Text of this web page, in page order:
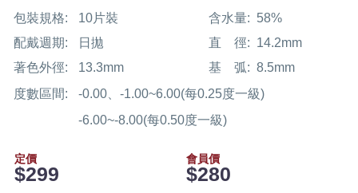
包裝規格:
10片裝 含水量: 58%
配戴週期:
日拋 直 徑: 14.2mm
著色外徑:
13.3mm 基 弧: 8.5mm
度數區間:
-0.00、-1.00~6.00(每0.25度一級)
-6.00~-8.00(每0.50度一級)
定價
$299
會員價
$280